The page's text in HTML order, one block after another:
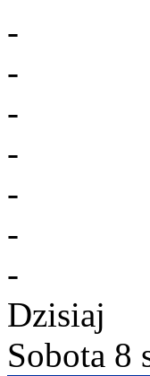
-
-
-
-
-
-
-
Dzisiaj
Sobota 8